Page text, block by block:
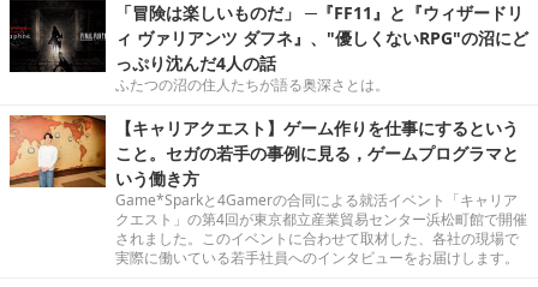
「冒険は楽しいものだ」 ─『FF11』と『ウィザードリ
ィ ヴァリアンツ ダフネ』、"優しくないRPG"の沼にど
っぷり沈んだ4人の話
ふたつの沼の住人たちが語る奥深さとは。
【キャリアクエスト】ゲーム作りを仕事にするという
こと。セガの若手の事例に見る，ゲームプログラマと
いう働き方
Game*Sparkと4Gamerの合同による就活イベント「キャリア
クエスト」の第4回が東京都立産業貿易センター浜松町館で開催
されました。このイベントに合わせて取材した、各社の現場で
実際に働いている若手社員へのインタビューをお届けします。